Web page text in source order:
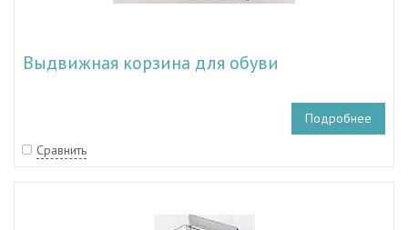
Выдвижная корзина для обуви
Подробнее
Сравнить